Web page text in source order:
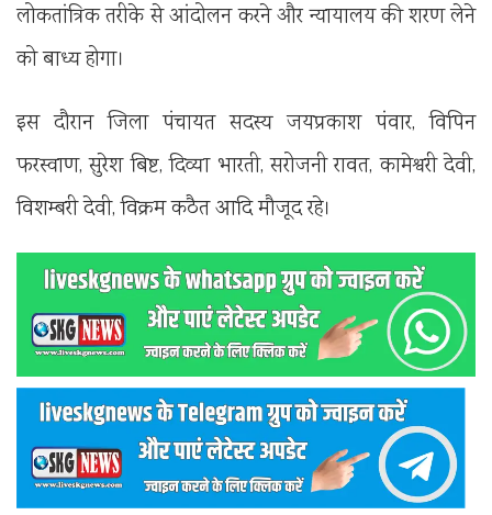
लोकतांत्रिक तरीके से आंदोलन करने और न्यायालय की शरण लेने
को बाध्य होगा।
इस दौरान जिला पंचायत सदस्य जयप्रकाश पंवार, विपिन
फरस्वाण, सुरेश बिष्ट, दिव्या भारती, सरोजनी रावत, कामेश्वरी देवी,
विशम्बरी देवी, विक्रम कठैत आदि मौजूद रहे।